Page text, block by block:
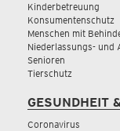
Kinderbetreuung
Konsumentenschutz
Menschen mit
Niederlassungs- und
Senioren
Tierschutz
GESUNDHEIT
Coronavirus